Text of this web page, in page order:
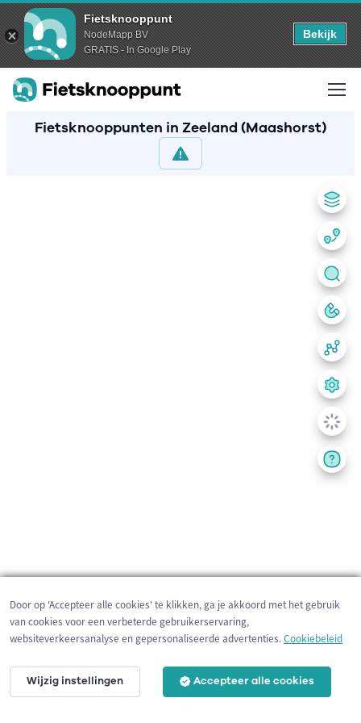
Fietsknooppunt
NodeMapp BV
GRATIS - In Google Play
Bekijk
Fietsknooppunten in Zeeland (Maashorst)
200 m
Door op 'Accepteer alle cookies' te klikken, ga je akkoord met het gebruik
van cookies voor een verbeterde gebruikerservaring,
websiteverkeersanalyse en gepersonaliseerde advertenties.Cookiebeleid
Wijzig instellingen Accepteer alle cookies